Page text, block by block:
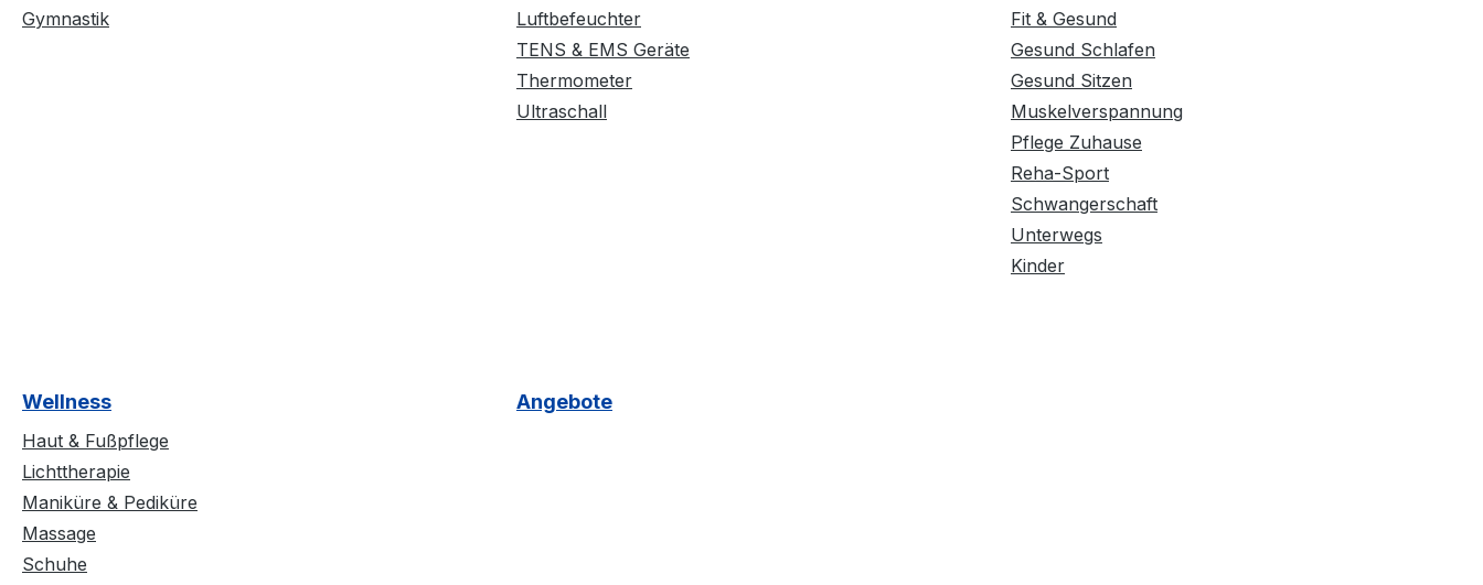
Gymnastik
Luftbefeuchter
TENS & EMS Geräte
Thermometer
Ultraschall
Fit & Gesund
Gesund Schlafen
Gesund Sitzen
Muskelverspannung
Pflege Zuhause
Reha-Sport
Schwangerschaft
Unterwegs
Kinder
Wellness
Haut & Fußpflege
Lichttherapie
Maniküre & Pediküre
Massage
Schuhe
Angebote